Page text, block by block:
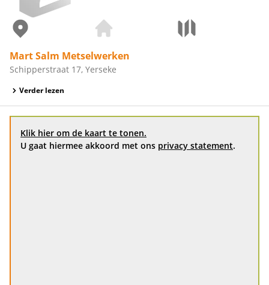
Mart Salm Metselwerken
Schipperstraat 17, Yerseke
Verder lezen
Klik hier om de kaart te tonen.
U gaat hiermee akkoord met ons privacy statement.